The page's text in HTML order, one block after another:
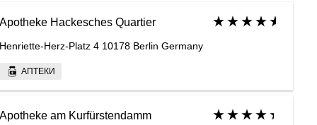
Apotheke Hackesches Quartier
Henriette-Herz-Platz 4 10178 Berlin Germany
АПТЕКИ
Apotheke am Kurfürstendamm